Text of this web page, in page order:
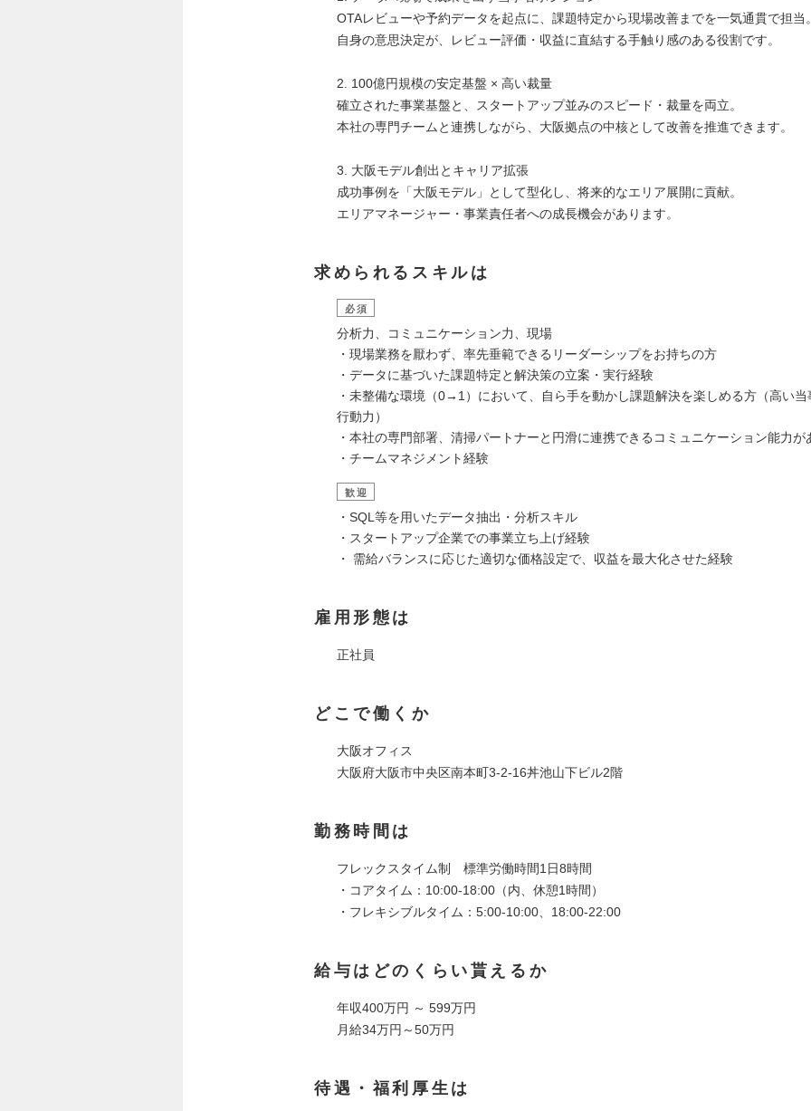
OTAレビューや予約データを起点に、課題特定から現場改善までを一気通貫で担当
自身の意思決定が、レビュー評価・収益に直結する手触り感のある役割です。
2. 100億円規模の安定基盤 × 高い裁量
確立された事業基盤と、スタートアップ並みのスピード・裁量を両立。
本社の専門チームと連携しながら、大阪拠点の中核として改善を推進できます。
3. 大阪モデル創出とキャリア拡張
成功事例を「大阪モデル」として型化し、将来的なエリア展開に貢献。
エリアマネージャー・事業責任者への成長機会があります。
求められるスキルは
必須
分析力、コミュニケーション力、現場
・現場業務を厭わず、率先垂範できるリーダーシップをお持ちの方
・データに基づいた課題特定と解決策の立案・実行経験
・未整備な環境（0→1）において、自ら手を動かし課題解決を楽しめる方（高い当
行動力）
・本社の専門部署、清掃パートナーと円滑に連携できるコミュニケーション能力が
・チームマネジメント経験
歓迎
・SQL等を用いたデータ抽出・分析スキル
・スタートアップ企業での事業立ち上げ経験
・ 需給バランスに応じた適切な価格設定で、収益を最大化させた経験
雇用形態は
正社員
どこで働くか
大阪オフィス
大阪府大阪市中央区南本町3-2-16丼池山下ビル2階
勤務時間は
フレックスタイム制 標準労働時間1日8時間
・コアタイム：10:00-18:00（内、休憩1時間）
・フレキシブルタイム：5:00-10:00、18:00-22:00
給与はどのくらい貰えるか
年収400万円 ～ 599万円
月給34万円～50万円
待遇・福利厚生は